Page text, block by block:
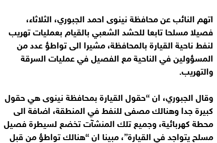
اتهم النائب عن محافظة نينوى احمد الجبوري، الثلاثاء،
فصيلا مسلحا تابعا للحشد الشعبي بالقيام بعمليات تهريب
لنفط ناحية القيارة بالمحافظة، مشيرا الى تواطؤ عدد من
المسؤولين في الناحية مع الفصيل في عمليات السرقة
والتهريب.
وقال الجبوري، ان “حقول القيارة بمحافظة نينوى هي حقول
كبيرة جدا وهنالك مصفى للنفط في المنطقة، اضافة الى
محطة كهربائية، وجميع تلك المنشآت تخضع لسيطرة فصيل
مسلح يتواجد في القيارة”، مبينا ان “هنالك تواطؤ من قبل